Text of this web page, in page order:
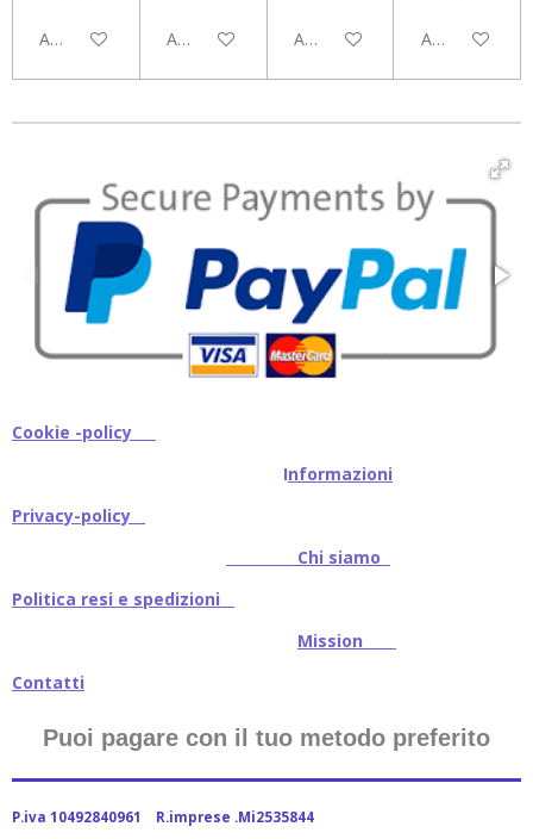
Aggiungi al carrelloAggiungi al carrelloAggiungi al carrelloAggiungi al
Cookie -policy
Informazioni
Privacy-policy
Chi siamo
Politica resi e spedizioni
Mission
Contatti
Puoi pagare con il tuo metodo preferito
P.iva 10492840961 R.imprese .Mi2535844